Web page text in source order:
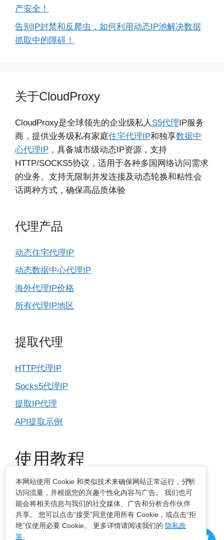
产安全！
告别IP封禁和反爬虫，如何利用动态IP池解决数据
抓取中的障碍！
关于CloudProxy
CloudProxy是全球领先的企业级私人 S5代理IP服务
商，提供业务级私有家庭住宅代理IP和独享数据中
心代理IP ，具备城市级动态IP资源，支持
HTTP/SOCKS5协议，适用于各种多国网络访问需求
的业务。支持无限制并发连接及动态轮换和粘性会
话两种方式，确保高品质体验
代理产品
动态住宅代理IP
动态数据中心代理IP
海外代理IP价格
所有代理IP地区
提取代理
HTTP代理IP
Socks5代理IP
提取IP代理
API提取示例
使用教程
IP基本设置
指纹浏览器
电脑浏览器
×
本网站使用 Cookie 和类似技术来确保网站正常运行，分析
访问流量，并根据您的兴趣个性化内容与广告。 我们也可
能会将相关信息与我们的社交媒体、广告和分析合作伙伴
共享。 您可以点击“接受”同意使用所有 Cookie，或点击“拒
绝”仅使用必要 Cookie。 更多详情请阅读我们的 隐私政
策。